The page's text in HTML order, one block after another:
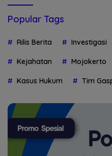
Popular Tags
Rilis Berita Investigasi
Kejahatan Mojokerto
Kasus Hukum Tim